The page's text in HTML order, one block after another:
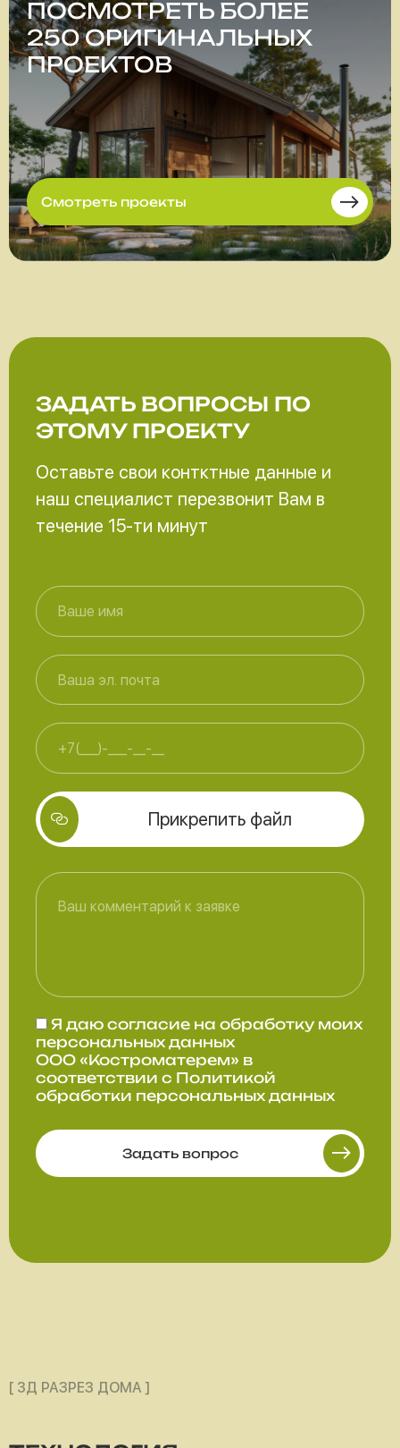
ПОСМОТРЕТЬ БОЛЕЕ
250 ОРИГИНАЛЬНЫХ
ПРОЕКТОВ
Смотреть проекты
ЗАДАТЬ ВОПРОСЫ ПО
ЭТОМУ ПРОЕКТУ
Оставьте свои контктные данные и
наш специалист перезвонит Вам в
течение 15-ти минут
Прикрепить файл
Я даю согласие на обработку моих
персональных данных
ООО «Костроматерем» в
соответствии с Политикой
обработки персональных данных
Задать вопрос
[ 3Д РАЗРЕЗ ДОМА ]